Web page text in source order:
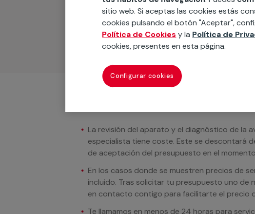
Podemos ofrecer cualquier servicio a medida
materiales, equipamientos, electrodomésticos,
cuando te llamemos.
La revisión del aparato y el diagnóstico de la
especialista tiene coste. Este se descontará
de aceptación del presupuesto en el
En los casos donde se muestren precios de
incluido. Tras solicitar tu presupuesto uno de
en contacto contigo para facilitarte el precio
Te llamamos en menos de 24 horas para
sitio web. Si aceptas las cookies estás
cookies pulsando el botón "Aceptar",
Política de Cookies y la Política de
cookies, presentes en esta página.
Configurar cookies